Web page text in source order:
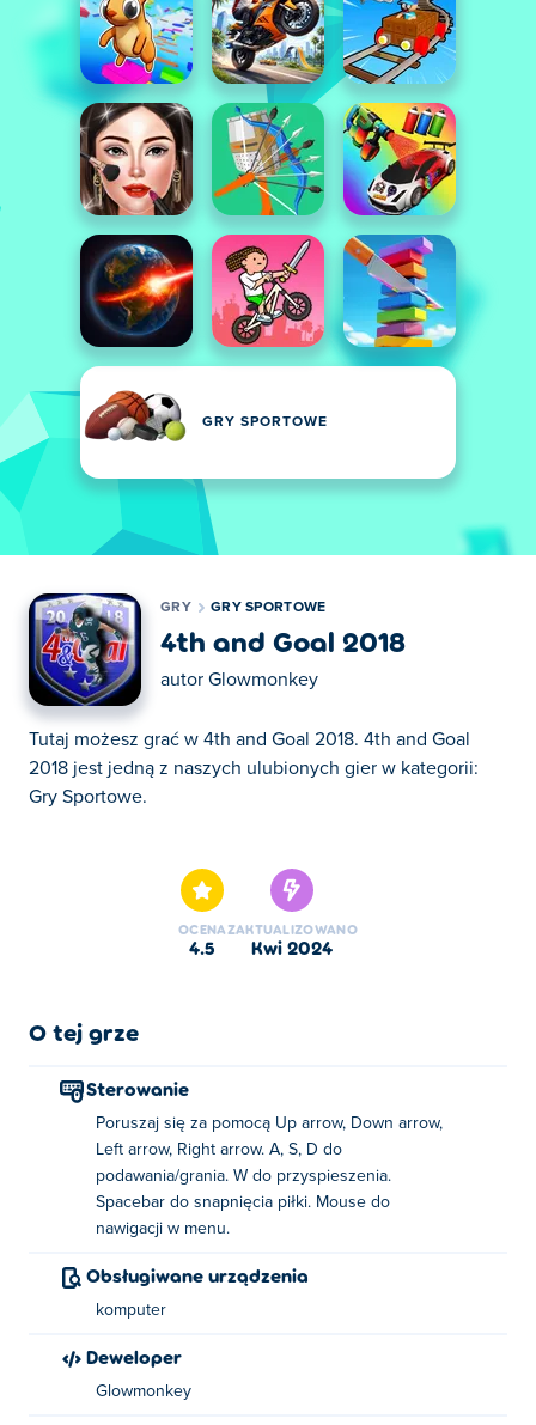
GRY SPORTOWE
GRY GRY SPORTOWE
4th and Goal 2018
autor Glowmonkey
Tutaj możesz grać w 4th and Goal 2018. 4th and Goal
2018 jest jedną z naszych ulubionych gier w kategorii:
Gry Sportowe.
OCENA
4.5
ZAKTUALIZOWANO
kwi 2024
O tej grze
Sterowanie
Poruszaj się za pomocą Up arrow, Down arrow,
Left arrow, Right arrow. A, S, D do
podawania/grania. W do przyspieszenia.
Spacebar do snapnięcia piłki. Mouse do
nawigacji w menu.
Obsługiwane urządzenia
komputer
Deweloper
Glowmonkey